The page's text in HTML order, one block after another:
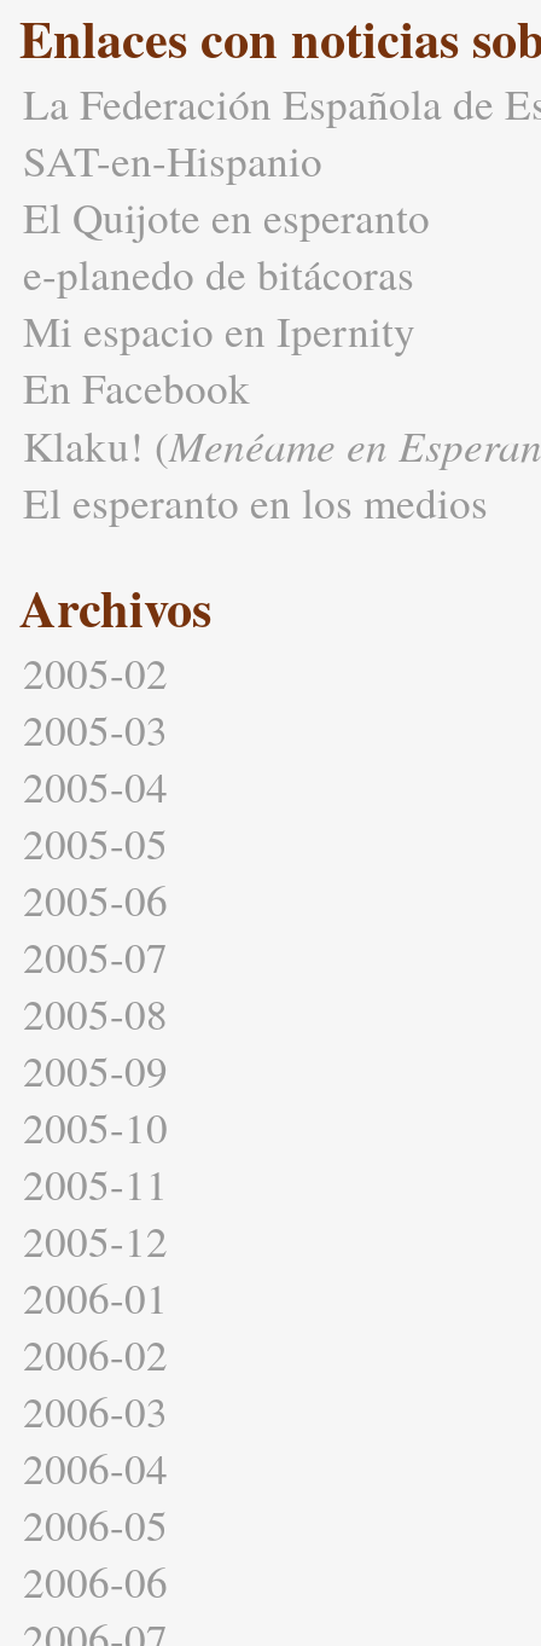
Enlaces con noticias
La Federación Española de
SAT-en-Hispanio
El Quijote en esperanto
e-planedo de bitácoras
Mi espacio en Ipernity
En Facebook
Klaku! (Menéame en
El esperanto en los medios
Archivos
2005-02
2005-03
2005-04
2005-05
2005-06
2005-07
2005-08
2005-09
2005-10
2005-11
2005-12
2006-01
2006-02
2006-03
2006-04
2006-05
2006-06